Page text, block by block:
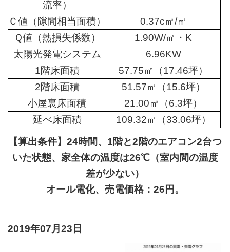
流率）
Ｃ値（隙間相当面積）
0.37c㎡/㎡
Ｑ値（熱損失係数）
1.90W/㎡・K
太陽光発電システム
6.96KW
1階床面積
57.75㎡（17.46坪）
2階床面積
51.57㎡（15.6坪）
小屋裏床面積
21.00㎡（6.3坪）
延べ床面積
109.32㎡（33.06坪）
【算出条件】24時間、1階と2階のエアコン2台つ
いた状態、家全体の温度は26℃（室内間の温度
差が少ない）
オール電化、売電価格：26円。
2019年07月23 日